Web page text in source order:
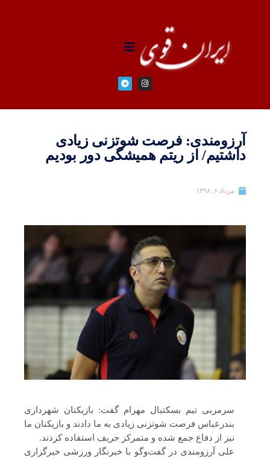
آرزومندی: فرصت شوتزنی زیادی
داشتیم/ از ریتم همیشگی دور بودیم
مرداد ۶, ۱۳۹۸
سرمربی تیم بسکتبال مهرام گفت: بازیکنان شهرداری
بندرعباس فرصت شوتزنی زیادی به ما دادند و بازیکنان ما
نیز از دفاع جمع شده و متمرکز حریف استفاده کردند.
علی آرزومندی در گفت‌وگو با خبرنگار ورزشی خبرگزاری